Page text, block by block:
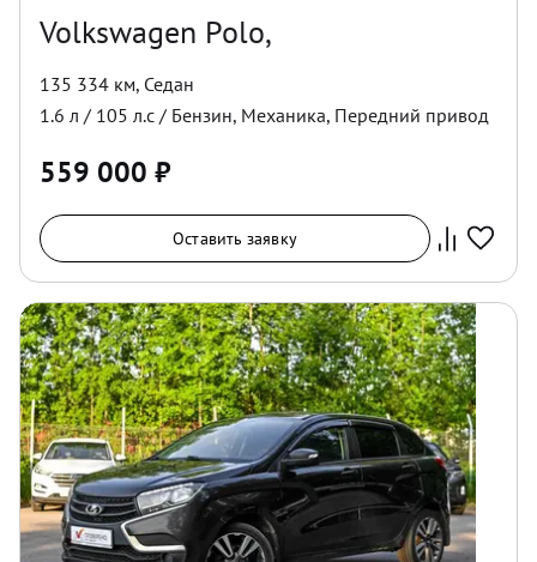
Volkswagen Polo,
135 334 км, Седан
1.6 л / 105 л.с / Бензин, Механика, Передний привод
559 000 ₽
Оставить заявку